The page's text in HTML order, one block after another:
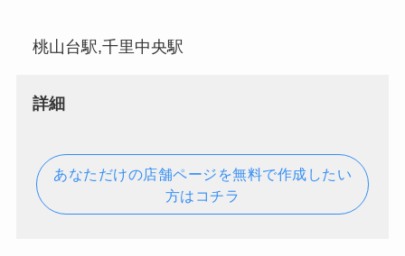
桃山台駅,千里中央駅
詳細
あなただけの店舗ページを無料で作成したい
方はコチラ